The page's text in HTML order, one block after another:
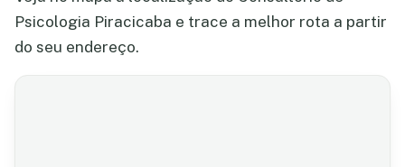
Psicologia Piracicaba e trace a melhor rota a partir
do seu endereço.